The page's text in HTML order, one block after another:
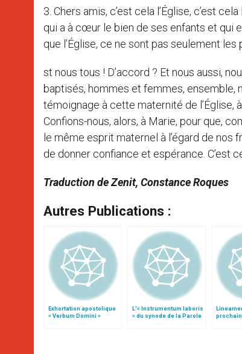
3. Chers amis, c’est cela l’Église, c’est
qui a à cœur le bien de ses enfants et qui
que l’Église, ce ne sont pas seulement les
st nous tous ! D’accord ? Et nous aussi,
baptisés, hommes et femmes, ensemble,
témoignage à cette maternité de l’Église,
Confions-nous, alors, à Marie, pour que,
le même esprit maternel à l’égard de
de donner confiance et espérance. C’est
Traduction de Zenit, Constance Roques
Autres Publications :
Exhortation apostolique
« Verbum Domini »
L’« Instrumentum laboris
» du synode de la Parole